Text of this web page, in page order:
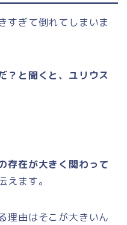
すぎて倒れてしまいま
？と聞くと、ユリウス
存在が大きく関わって
えます。
理由はそこが大きいん